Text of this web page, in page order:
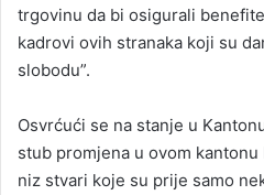
trgovinu da bi osigurali
kadrovi ovih stranaka koji su
slobodu”.
Osvrćući se na stanje u
stub promjena u ovom
niz stvari koje su prije samo